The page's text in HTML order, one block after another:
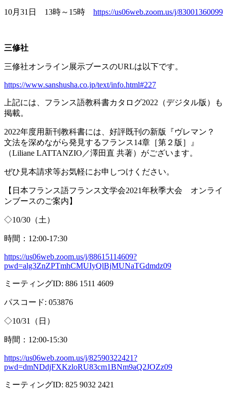
10月 31 日 13時～ 15時 https://us06web.zoom.us/j/83001360099
三修社
三修社オンライン展示ブースのURLは以下です。
https://www.sanshusha.co.jp/text/info.html#227
上記には、フランス語教科書カタログ2022 （デジタル版）も
掲載。
2022年度用新刊教科書には、好評既刊の新版『ヴレマン？
文法を深めながら発見するフランス14章［第２版］』
（Liliane LATTANZIO ／澤田直 共著）がございます。
ぜひ見本請求等お気軽にお申しつけください。
【日本フランス語フランス文学会2021年秋季大会 オンライ
ンブースのご案内】
◇10/30 （土）
時間： 12:00-17:30
https://us06web.zoom.us/j/88615114609?
pwd=alg3ZnZPTmhCMUIyQlBjMUNaTGdmdz09
ミーティングID: 886 1511 4609
パスコード: 053876
◇10/31 （日）
時間： 12:00-15:30
https://us06web.zoom.us/j/82590322421?
pwd=dmNDdjFXKzloRU83cm1BNm9aQ2JOZz09
ミーティングID: 825 9032 2421